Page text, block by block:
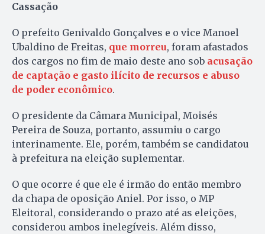
Cassação
O prefeito Genivaldo Gonçalves e o vice Manoel
Ubaldino de Freitas, que morreu, foram afastados
dos cargos no fim de maio deste ano sob acusação
de captação e gasto ilícito de recursos e abuso
de poder econômico.
O presidente da Câmara Municipal, Moisés
Pereira de Souza, portanto, assumiu o cargo
interinamente. Ele, porém, também se candidatou
à prefeitura na eleição suplementar.
O que ocorre é que ele é irmão do então membro
da chapa de oposição Aniel. Por isso, o MP
Eleitoral, considerando o prazo até as eleições,
considerou ambos inelegíveis. Além disso,